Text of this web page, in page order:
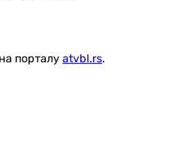
порталу atvbl.rs.